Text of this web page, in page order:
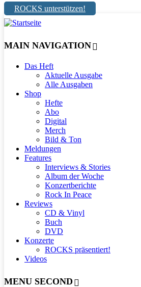
ROCKS unterstützen!
MAIN NAVIGATION
Das Heft
Aktuelle Ausgabe
Alle Ausgaben
Shop
Hefte
Abo
Digital
Merch
Bild & Ton
Meldungen
Features
Interviews & Stories
Album der Woche
Konzertberichte
Rock In Peace
Reviews
CD & Vinyl
Buch
DVD
Konzerte
ROCKS präsentiert!
Videos
MENU SECOND